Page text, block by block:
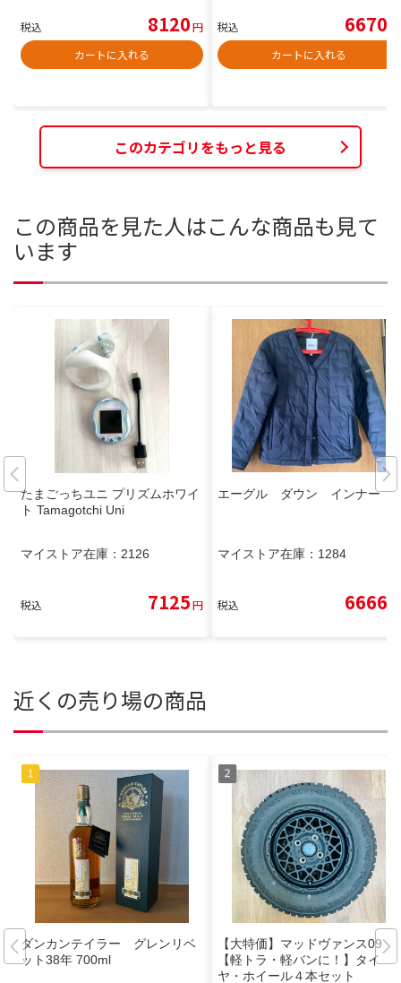
税込 8120円
カートに入れる
税込 6670
カートに入れる
このカテゴリをもっと見る
この商品を見た人はこんな商品も見て
います
たまごっちユニ プリズムホワイ
ト Tamagotchi Uni
マイストア在庫： 2126
税込 7125円
エーグル ダウン インナー
マイストア在庫： 1284
税込 6666
近くの売り場の商品
ダンカンテイラー グレンリベ
ット38年 700ml
【大特価】マッドヴァンス09
【軽トラ・軽バンに！】タイ
ヤ・ホイール４本セット